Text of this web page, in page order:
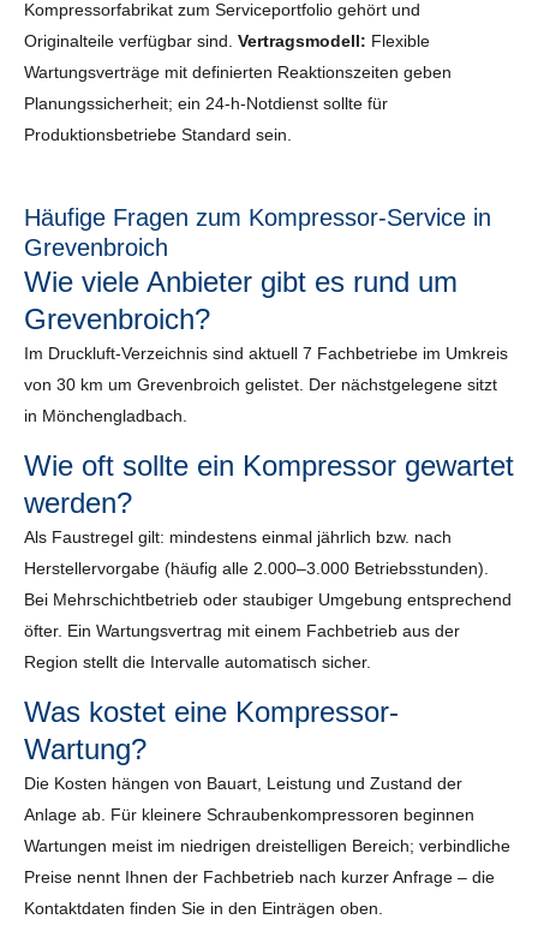
Kompressorfabrikat zum Serviceportfolio gehört und
Originalteile verfügbar sind. Vertragsmodell: Flexible
Wartungsverträge mit definierten Reaktionszeiten geben
Planungssicherheit; ein 24-h-Notdienst sollte für
Produktionsbetriebe Standard sein.
Häufige Fragen zum Kompressor-Service in
Grevenbroich
Wie viele Anbieter gibt es rund um
Grevenbroich?
Im Druckluft-Verzeichnis sind aktuell 7 Fachbetriebe im Umkreis
von 30 km um Grevenbroich gelistet. Der nächstgelegene sitzt
in Mönchengladbach.
Wie oft sollte ein Kompressor gewartet
werden?
Als Faustregel gilt: mindestens einmal jährlich bzw. nach
Herstellervorgabe (häufig alle 2.000–3.000 Betriebsstunden).
Bei Mehrschichtbetrieb oder staubiger Umgebung entsprechend
öfter. Ein Wartungsvertrag mit einem Fachbetrieb aus der
Region stellt die Intervalle automatisch sicher.
Was kostet eine Kompressor-
Wartung?
Die Kosten hängen von Bauart, Leistung und Zustand der
Anlage ab. Für kleinere Schraubenkompressoren beginnen
Wartungen meist im niedrigen dreistelligen Bereich; verbindliche
Preise nennt Ihnen der Fachbetrieb nach kurzer Anfrage – die
Kontaktdaten finden Sie in den Einträgen oben.